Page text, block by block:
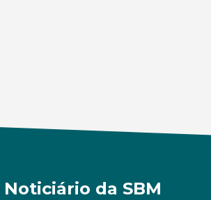
Noticiário da SBM